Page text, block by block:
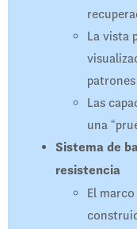
La vista
Las
una
Sistema de
resistencia
El